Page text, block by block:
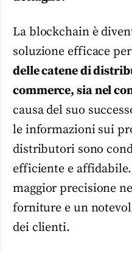
La blockchain è
soluzione efficace per
delle catene di
commerce, sia nel
causa del suo
le informazioni sui
distributori sono
efficiente e
maggior precisione
forniture e un
dei clienti.